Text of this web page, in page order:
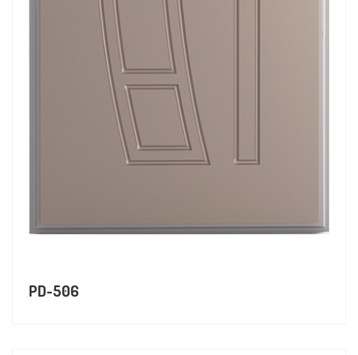
PD-506